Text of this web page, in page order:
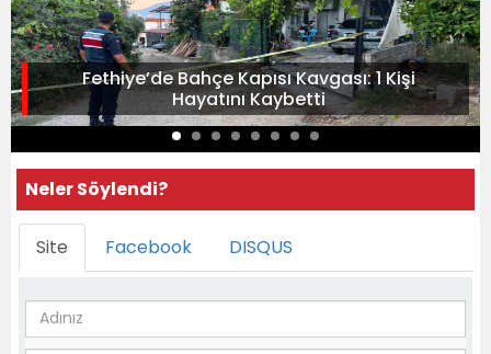
Fethiye’de Bahçe Kapısı Kavgası: 1 Kişi
Hayatını Kaybetti
Neler Söylendi?
Site Facebook DISQUS